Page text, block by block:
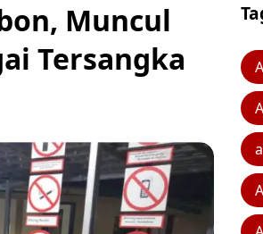
Muncul
Tersangka